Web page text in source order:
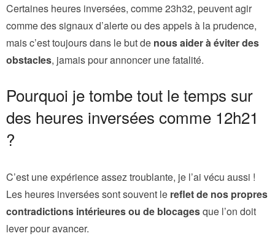
Certaines heures inversées, comme 23h32, peuvent agir
comme des signaux d’alerte ou des appels à la prudence,
mais c’est toujours dans le but de nous aider à éviter des
obstacles, jamais pour annoncer une fatalité.
Pourquoi je tombe tout le temps sur
des heures inversées comme 12h21
?
C’est une expérience assez troublante, je l’ai vécu aussi !
Les heures inversées sont souvent le reflet de nos propres
contradictions intérieures ou de blocagesque l’on doit
lever pour avancer.